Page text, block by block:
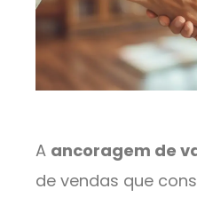
A ancoragem de
de vendas que